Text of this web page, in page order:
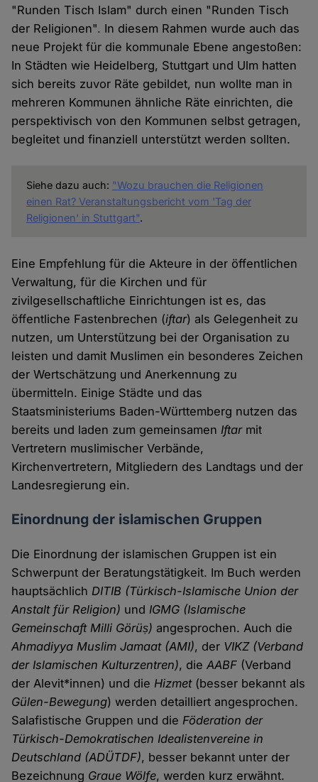
"Runden Tisch Islam" durch einen "Runden Tisch
der Religionen". In diesem Rahmen wurde auch das
neue Projekt für die kommunale Ebene angestoßen:
In Städten wie Heidelberg, Stuttgart und Ulm hatten
sich bereits zuvor Räte gebildet, nun wollte man in
mehreren Kommunen ähnliche Räte einrichten, die
perspektivisch von den Kommunen selbst getragen,
begleitet und finanziell unterstützt werden sollten.
Siehe dazu auch: "Wozu brauchen die Religionen
einen Rat? Veranstaltungsbericht vom 'Tag der
Religionen' in Stuttgart".
Eine Empfehlung für die Akteure in der öffentlichen
Verwaltung, für die Kirchen und für
zivilgesellschaftliche Einrichtungen ist es, das
öffentliche Fastenbrechen (iftar) als Gelegenheit zu
nutzen, um Unterstützung bei der Organisation zu
leisten und damit Muslimen ein besonderes Zeichen
der Wertschätzung und Anerkennung zu
übermitteln. Einige Städte und das
Staatsministeriums Baden-Württemberg nutzen das
bereits und laden zum gemeinsamen Iftarmit
Vertretern muslimischer Verbände,
Kirchenvertretern, Mitgliedern des Landtags und der
Landesregierung ein.
Einordnung der islamischen Gruppen
Die Einordnung der islamischen Gruppen ist ein
Schwerpunt der Beratungstätigkeit. Im Buch werden
hauptsächlich DITIB (Türkisch-Islamische Union der
Anstalt für Religion) und IGMG (Islamische
Gemeinschaft Milli Görüș)angesprochen. Auch die
Ahmadiyya Muslim Jamaat (AMI), der VIKZ (Verband
der Islamischen Kulturzentren), dieAABF (Verband
der Alevit*innen) und die Hizmet(besser bekannt als
Gülen-Bewegung) werden detailliert angesprochen.
Salafistische Gruppen und die Föderation der
Türkisch-Demokratischen Idealistenvereine in
Deutschland (ADÜTDF), besser bekannt unter der
Bezeichnung Graue Wölfe, werden kurz erwähnt.